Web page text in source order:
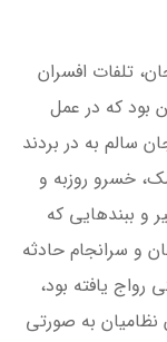
تلفات افسران
۱۳۲۴ چنان سنگين بود كه در عمل
سالم به در بردند
خسرو روزبه و
و ببندهايي كه
و سرانجام حادثه
رواج يافته بود،
نظاميان به صورتي